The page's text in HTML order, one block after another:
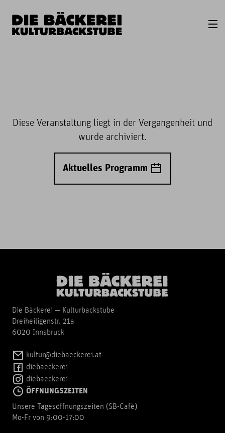
Diese Veranstaltung liegt in der Vergangenheit und
wurde archiviert.
Aktuelles Programm
Die Bäckerei — Kulturbackstube
Dreiheiligenstr. 21a
6020 Innsbruck
kultur@diebaeckerei.at
diebaeckerei
diebaeckerei
ÖFFNUNGSZEITEN
Unsere Tagesöffnungszeiten (SB-Cafè)
Mo-Fr von 9:00-17:00